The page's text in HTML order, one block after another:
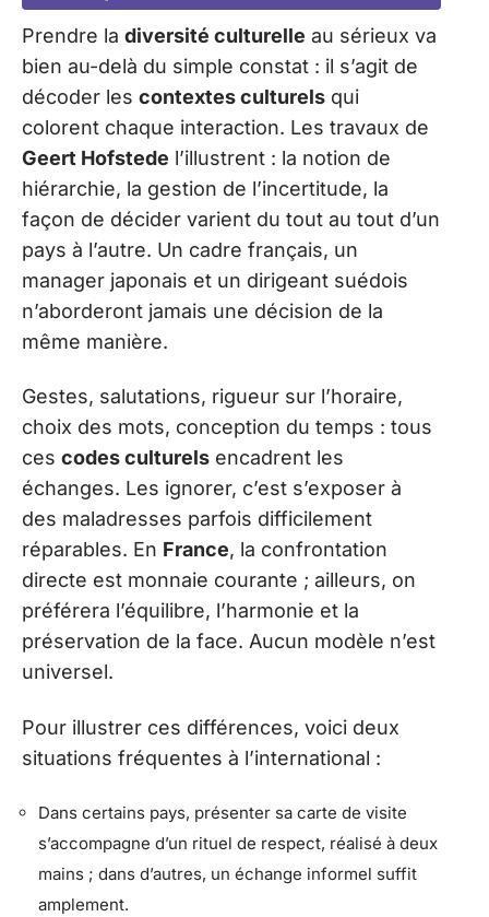
Prendre la diversité culturelle au sérieux va
bien au-delà du simple constat : il s’agit de
décoder les contextes culturels qui
colorent chaque interaction. Les travaux de
Geert Hofstede l’illustrent : la notion de
hiérarchie, la gestion de l’incertitude, la
façon de décider varient du tout au tout d’un
pays à l’autre. Un cadre français, un
manager japonais et un dirigeant suédois
n’aborderont jamais une décision de la
même manière.
Gestes, salutations, rigueur sur l’horaire,
choix des mots, conception du temps : tous
ces codes culturels encadrent les
échanges. Les ignorer, c’est s’exposer à
des maladresses parfois difficilement
réparables. En France, la confrontation
directe est monnaie courante ; ailleurs, on
préférera l’équilibre, l’harmonie et la
préservation de la face. Aucun modèle n’est
universel.
Pour illustrer ces différences, voici deux
situations fréquentes à l’international :
Dans certains pays, présenter sa carte de visite
s’accompagne d’un rituel de respect, réalisé à deux
mains ; dans d’autres, un échange informel suffit
amplement.